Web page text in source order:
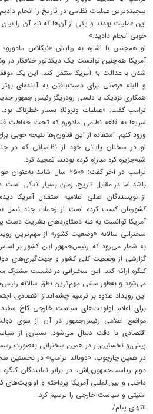
پیچیده‌ترین عملیات نظامی در تاریخ را انجام
این عملیات بودند و یکی از آن‌ها که نام آن را
خوبی انجام دادید.»
او هم‌چنین با اشاره به ربایش «نیکلاس
آمریکا هم‌چنین توانست یک دیکتاتور خلافکار در
شدن با عدالت به آمریکا منتقل کند. این یک
و البته فرصتی برای دست‌یافتن به آینده‌ای
همکاری نزدیک با دلسی رودریگز رئیس جمهور
ترامپ گفت: «عملیات ونزوئلا بسیار خطرناک بود.
سریعا به قلعه نظامی مادورو که تحت حفاظت
ورود کنیم. استفاده از این فناوری‌ها نتیجه خوبی
او در سخنان پایانی خود از نظامیانی که
شبه‌جزیره کره مبارزه کرده بودند، تمجید کرد.
ترامپ در آخر گفت: «۲۵۰ سال
از نویسندگان اصلی اعلامیه استقلال آمریکا
کشورمان کسب کرده است از زحمات چند نسل
آمریکا توانست به قله دستاوردهای بشریت دست
سخنرانی سالانه «وضعیت کشور» از مهم‌ترین
به شمار می‌رود که رئیس‌جمهور این کشور بر
گزارشی از وضعیت کلی کشور و جهت‌گیری‌های
کنگره ارائه کند. این سخنرانی در نشست مشترک
می‌شود و به‌طور سنتی مهم‌ترین نطق سالانه
این رویداد علاوه بر ترسیم چشم‌انداز اقتصادی،
برای اعلام اولویت‌های سیاست خارجی کاخ
مواضع اعلامی رئیس‌جمهور در آن از سوی
اقتصادی با دقت دنبال می‌شود. بسیاری از
پیش‌رو نخستین‌بار در همین سخنرانی به‌صورت
در همین چارچوب، «دونالد ترامپ» در نخستین
دوم ریاست‌جمهوری‌اش، در برابر نمایندگان
داخلی و بین‌المللی آمریکا پرداخته و
امنیتی و سیاست خارجی را ترسیم کرد.
انتهای پیام/